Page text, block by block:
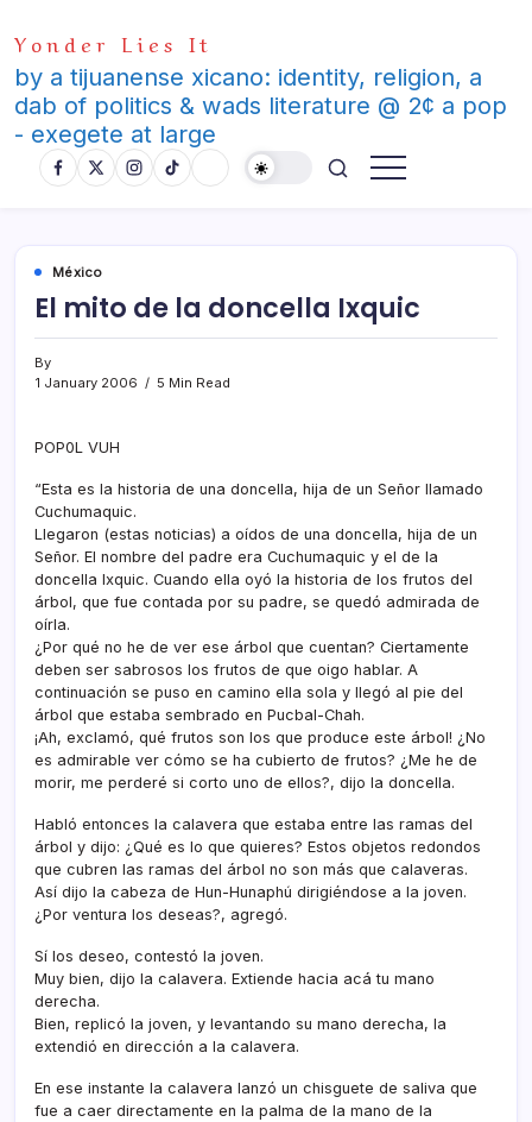
to
content
Yonder Lies It
by a tijuanense xicano: identity, religion, a
dab of politics & wads literature @ 2¢ a pop
- exegete at large
México
El mito de la doncella Ixquic
By
1 January 2006
5 Min Read
POP0L VUH
“Esta es la historia de una doncella, hija de un Señor llamado
Cuchumaquic.
Llegaron (estas noticias) a oí­dos de una doncella, hija de un
Señor. El nombre del padre era Cuchumaquic y el de la
doncella Ixquic. Cuando ella oyó la historia de los frutos del
árbol, que fue contada por su padre, se quedó admirada de
oí­rla.
¿Por qué no he de ver ese árbol que cuentan? Ciertamente
deben ser sabrosos los frutos de que oigo hablar. A
continuación se puso en camino ella sola y llegó al pie del
árbol que estaba sembrado en Pucbal-Chah.
¡Ah, exclamó, qué frutos son los que produce este árbol! ¿No
es admirable ver cómo se ha cubierto de frutos? ¿Me he de
morir, me perderé si corto uno de ellos?, dijo la doncella.
Habló entonces la calavera que estaba entre las ramas del
árbol y dijo: ¿Qué es lo que quieres? Estos objetos redondos
que cubren las ramas del árbol no son más que calaveras.
Así­ dijo la cabeza de Hun-Hunaphú dirigiéndose a la joven.
¿Por ventura los deseas?, agregó.
Sí­ los deseo, contestó la joven.
Muy bien, dijo la calavera. Extiende hacia acá tu mano
derecha.
Bien, replicó la joven, y levantando su mano derecha, la
extendió en dirección a la calavera.
En ese instante la calavera lanzó un chisguete de saliva que
fue a caer directamente en la palma de la mano de la